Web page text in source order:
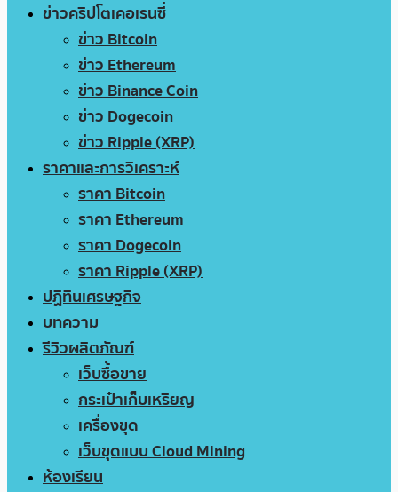
ข่าวคริปโตเคอเรนซี่
ข่าว Bitcoin
ข่าว Ethereum
ข่าว Binance Coin
ข่าว Dogecoin
ข่าว Ripple (XRP)
ราคาและการวิเคราะห์
ราคา Bitcoin
ราคา Ethereum
ราคา Dogecoin
ราคา Ripple (XRP)
ปฏิทินเศรษฐกิจ
บทความ
รีวิวผลิตภัณฑ์
เว็บซื้อขาย
กระเป๋าเก็บเหรียญ
เครื่องขุด
เว็บขุดแบบ Cloud Mining
ห้องเรียน